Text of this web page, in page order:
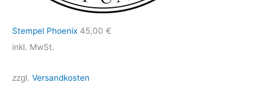
Stempel Phoenix 45,00 €
inkl. MwSt.
zzgl. Versandkosten